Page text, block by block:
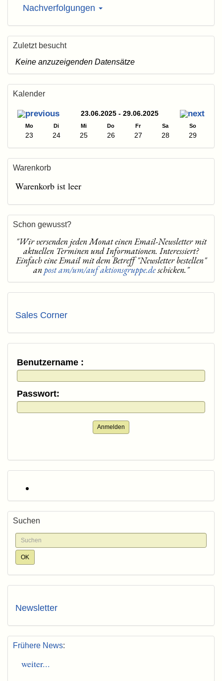
Nachverfolgungen
Zuletzt besucht
Keine anzuzeigenden Datensätze
Kalender
23.06.2025 - 29.06.2025
Mo Di Mi Do Fr Sa So
23 24 25 26 27 28 29
Warenkorb
Warenkorb ist leer
Schon gewusst?
"Wir versenden jeden Monat einen Email-Newsletter mit
aktuellen Terminen und Informationen. Interessiert?
Einfach eine Email mit dem Betreff "Newsletter bestellen"
anpost am/um/auf aktionsgruppe.deschicken."
Sales Corner
Benutzername :
Passwort:
Anmelden
Suchen
Newsletter
Frühere News:
weiter...